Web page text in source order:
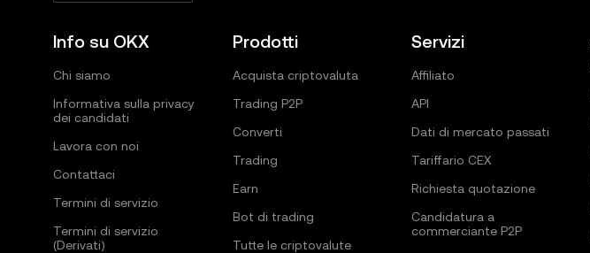
Info su OKX
Chi siamo
Informativa sulla privacy
dei candidati
Lavora con noi
Contattaci
Termini di servizio
Termini di servizio
(Derivati)
Prodotti
Acquista criptovaluta
Trading P2P
Converti
Trading
Earn
Bot di trading
Tutte le criptovalute
Servizi
Affiliato
API
Dati di mercato passati
Tariffario CEX
Richiesta quotazione
Candidatura a
commerciante P2P